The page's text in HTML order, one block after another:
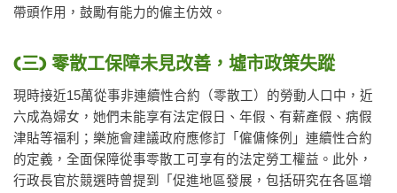
帶頭作用，鼓勵有能力的僱主仿效。
(三) 零散工保障未見改善，墟市政策失蹤
現時接近15萬從事非連續性合約（零散工）的勞動人口中，近
六成為婦女，她們未能享有法定假日、年假、有薪產假、病假
津貼等福利；樂施會建議政府應修訂「僱傭條例」連續性合約
的定義，全面保障從事零散工可享有的法定勞工權益。此外，
行政長官於競選時曾提到「促進地區發展，包括研究在各區增